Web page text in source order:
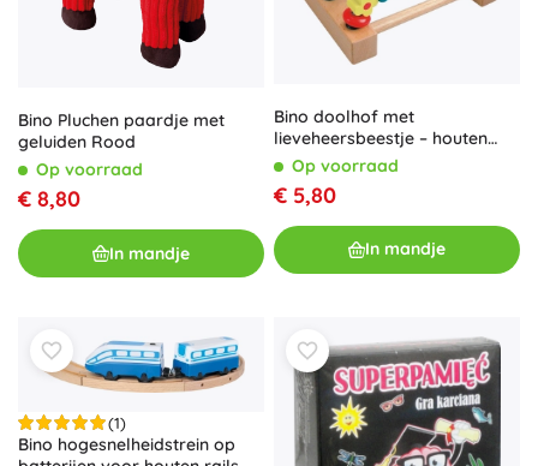
Bino Pluchen paardje met
geluiden Rood
Op voorraad
€ 8,80
In mandje
Bino doolhof met
lieveheersbeestje – houten
motorisch speelgoed
Op voorraad
€ 5,80
In mandje
(1)
Bino hogesnelheidstrein op